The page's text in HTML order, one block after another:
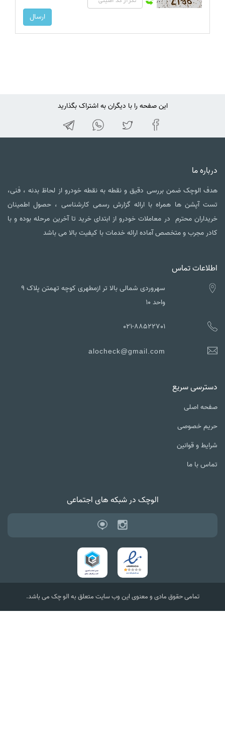
این صفحه را با دیگران به اشتراک بگذارید
ما
الوچک ضمن بررسی دقیق و نقطه به نقطه خودرو از لحاظ بدنه ، فنی،
آپشن ها همراه با ارائه گزارش رسمی کارشناسی ، حصول اطمینان
محترم در معاملات خودرو از ابتدای خرید تا آخرین مرحله بوده و با
مجرب و متخصص آماده ارائه خدمات با کیفیت بالا می باشد
تماس
سهروردی شمالی بالا تر ازمطهری کوچه تهمتن پلاک ۹
021-88522701
alocheck@gmail.com
سریع
اصلی
خصوصی
و قوانین
با ما
الوچک در شبکه های اجتماعی
تمامی حقوق مادی و معنوی این وب سایت متعلق به الو چک می باشد.